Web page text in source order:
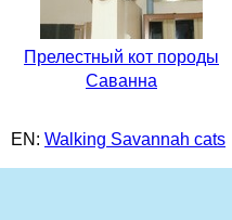
Прелестный кот породы
Саванна
EN: Walking Savannah cats